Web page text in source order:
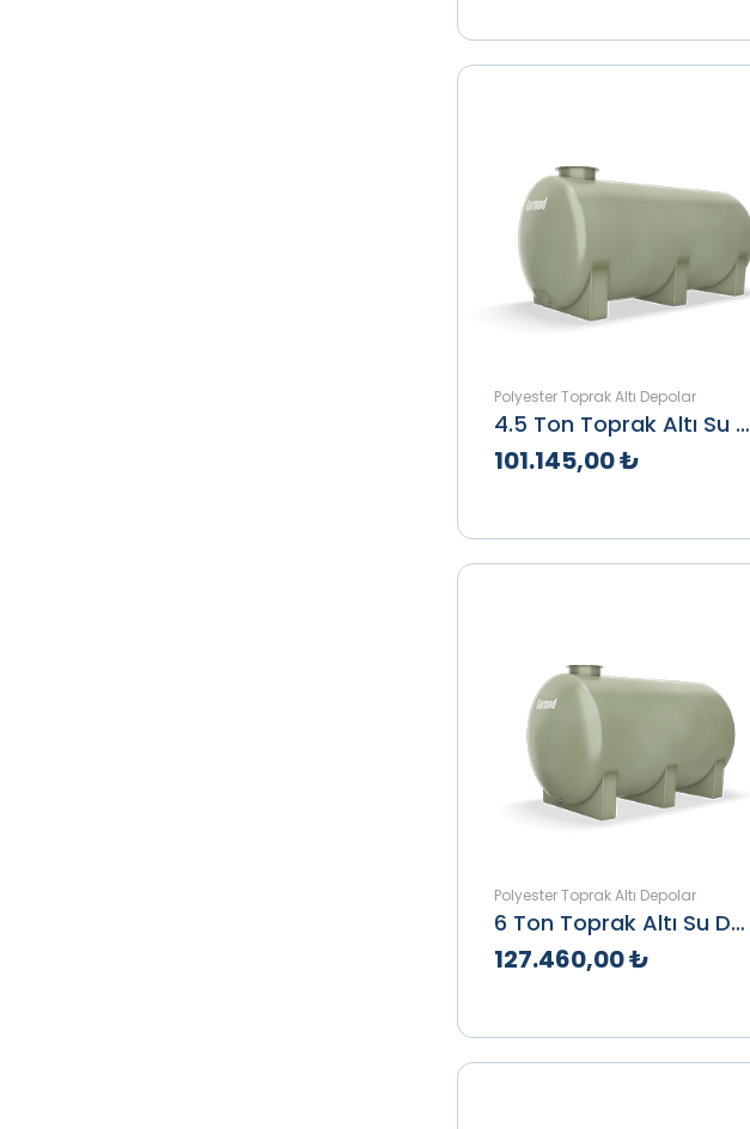
Teklif Al İncele
Polyester Toprak Altı Depolar
4.5 Ton Toprak Altı Su Deposu
101.145,00 ₺
Teklif Al İncele
Polyester Toprak Altı Depolar
6 Ton Toprak Altı Su Deposu
127.460,00 ₺
Teklif Al İncele